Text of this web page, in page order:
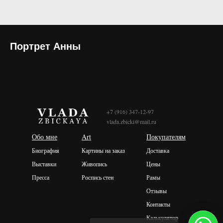
Портрет Анны
Обо мне
Биография
Выставки
Пресса
Art
Картины на заказ
Живопись
Покупателям
Контакты
Калькулятор
Доставка
Цены
Отзывы
Рамы
+7 (916) 347-12-97
vlada.zbicki@mail.ru
Роспись стен